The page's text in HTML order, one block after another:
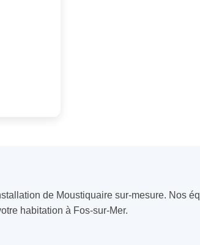
de Moustiquaire sur-mesure. Nos
habitation à Fos-sur-Mer.